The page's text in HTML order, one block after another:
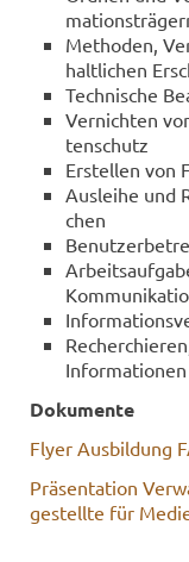
Me­tho­den,
halt­li­chen
Tech­ni­sche
Ver­nich­ten
ten­schutz
Er­stel­len von
Aus­lei­he und
chen
Do­ku­men­te
Flyer Aus­bil­dung
Prä­sen­ta­ti­on
ge­stell­te für